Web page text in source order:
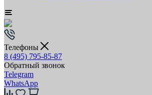
Телефоны
8 (495) 795-85-87
Обратный звонок
Telegram
WhatsApp